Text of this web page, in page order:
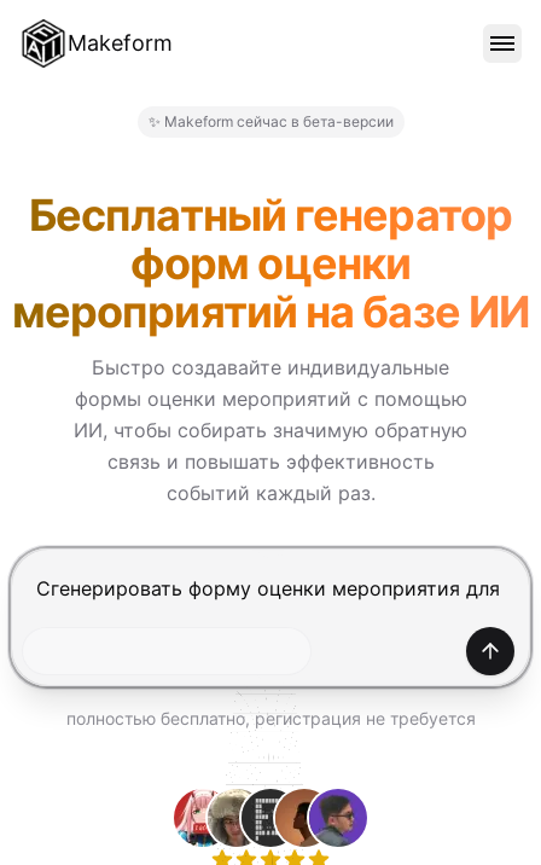
Makeform
ЦЕНЫ
ВОЙТИ
ПОПРОБОВАТЬ БЕСПЛАТНО
✨ Makeform сейчас в бета-версии
Бесплатный генератор
форм оценки
мероприятий на базе ИИ
Быстро создавайте индивидуальные
формы оценки мероприятий с помощью
ИИ, чтобы собирать значимую обратную
связь и повышать эффективность
событий каждый раз.
Нажмите Enter, чтобы отправить, Shift+Enter —
полностью бесплатно, регистрация не требуется